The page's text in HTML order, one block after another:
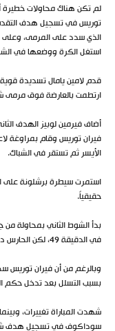
توريس في تسجيل هدف
الذي سدد على المرمى، وعلى
استغل الكرة ووضعها في
ارتطمت بالعارضة فوق مرمى
فيران توريس وقام بمراوغة
الأيسر ثم تستقر في الشباك.
استمرت سيطرة برشلونة على
حقيقياً.
بدأ الشوط الثاني بمحاولة
في الدقيقة 49، لكن الحارس ديمتري أبدع في التصدي.
بسبب التسلل بعد تدخل حكم
شهدت المباراة تغييرات،